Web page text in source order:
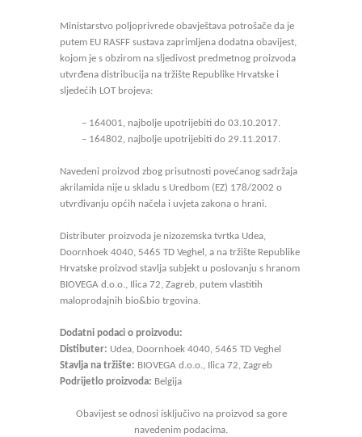
Ministarstvo poljoprivrede obavještava potrošače da je
putem EU RASFF sustava zaprimljena dodatna obavijest,
kojom je s obzirom na sljedivost predmetnog proizvoda
utvrđena distribucija na tržište Republike Hrvatske i
sljedećih LOT brojeva:
– 164001, najbolje upotrijebiti do 03.10.2017.
– 164802, najbolje upotrijebiti do 29.11.2017.
Navedeni proizvod zbog prisutnosti povećanog sadržaja
akrilamida nije u skladu s Uredbom (EZ) 178/2002 o
utvrđivanju općih načela i uvjeta zakona o hrani.
Distributer proizvoda je nizozemska tvrtka Udea,
Doornhoek 4040, 5465 TD Veghel, a na tržište Republike
Hrvatske proizvod stavlja subjekt u poslovanju s hranom
BIOVEGA d.o.o., Ilica 72, Zagreb, putem vlastitih
maloprodajnih bio&bio trgovina.
Dodatni podaci o proizvodu:
Distibuter: Udea, Doornhoek 4040, 5465 TD Veghel
Stavlja na tržište: BIOVEGA d.o.o., Ilica 72, Zagreb
Podrijetlo proizvoda: Belgija
Obavijest se odnosi isključivo na proizvod sa gore
navedenim podacima.